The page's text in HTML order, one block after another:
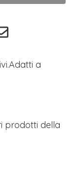
a
prodotti della